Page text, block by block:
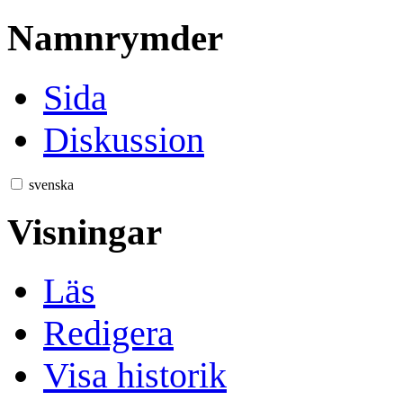
Namnrymder
Sida
Diskussion
svenska
Visningar
Läs
Redigera
Visa historik